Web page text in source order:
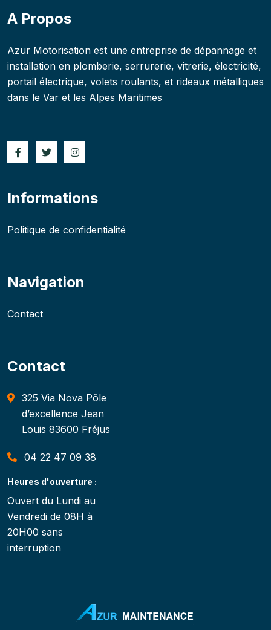
A Propos
Azur Motorisation est une entreprise de dépannage et
installation en plomberie, serrurerie, vitrerie, électricité,
portail électrique, volets roulants, et rideaux métalliques
dans le Var et les Alpes Maritimes
Informations
Politique de confidentialité
Navigation
Contact
Contact
325 Via Nova Pôle
d’excellence Jean
Louis 83600 Fréjus
04 22 47 09 38
Heures d'ouverture :
Ouvert du Lundi au
Vendredi de 08H à
20H00 sans
interruption